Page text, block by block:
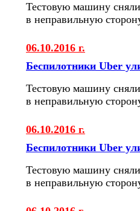
Тестовую машину
в неправильную
06.10.2016 г.
Беспилотники Uber
Тестовую машину
в неправильную
06.10.2016 г.
Беспилотники Uber
Тестовую машину
в неправильную